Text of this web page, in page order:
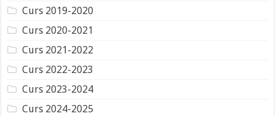
Curs 2019-2020
Curs 2020-2021
Curs 2021-2022
Curs 2022-2023
Curs 2023-2024
Curs 2024-2025